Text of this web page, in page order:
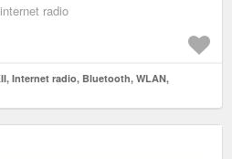
radio
Internet radio, Bluetooth, WLAN,